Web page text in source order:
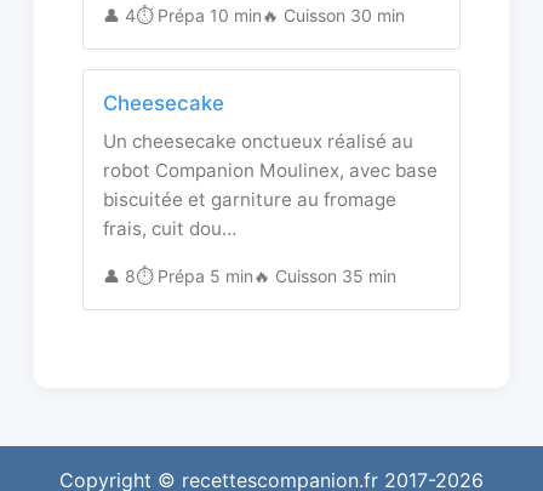
👤 4⏱️ Prépa 10 min🔥 Cuisson 30 min
Cheesecake
Un cheesecake onctueux réalisé au
robot Companion Moulinex, avec base
biscuitée et garniture au fromage
frais, cuit dou…
👤 8⏱️ Prépa 5 min🔥 Cuisson 35 min
Copyright © recettescompanion.fr 2017-2026